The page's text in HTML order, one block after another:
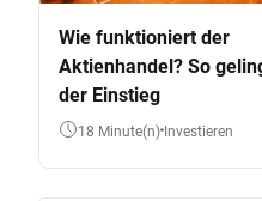
Wie funktioniert der
Aktienhandel? So
der Einstieg
18 Minute(n) Investieren